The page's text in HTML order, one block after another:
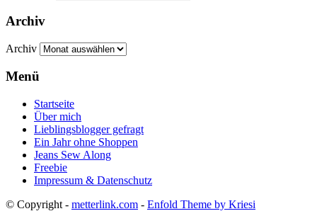
Archiv
Archiv
Menü
Startseite
Über mich
Lieblingsblogger gefragt
Ein Jahr ohne Shoppen
Jeans Sew Along
Freebie
Impressum & Datenschutz
© Copyright - metterlink.com - Enfold Theme by Kriesi